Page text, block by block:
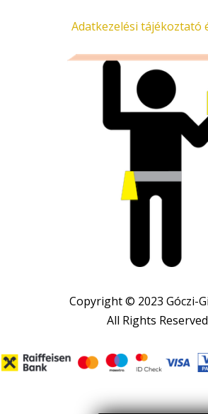
Adatkezelési tájékoztató
Copyright © 2023 Góczi-
All Rights